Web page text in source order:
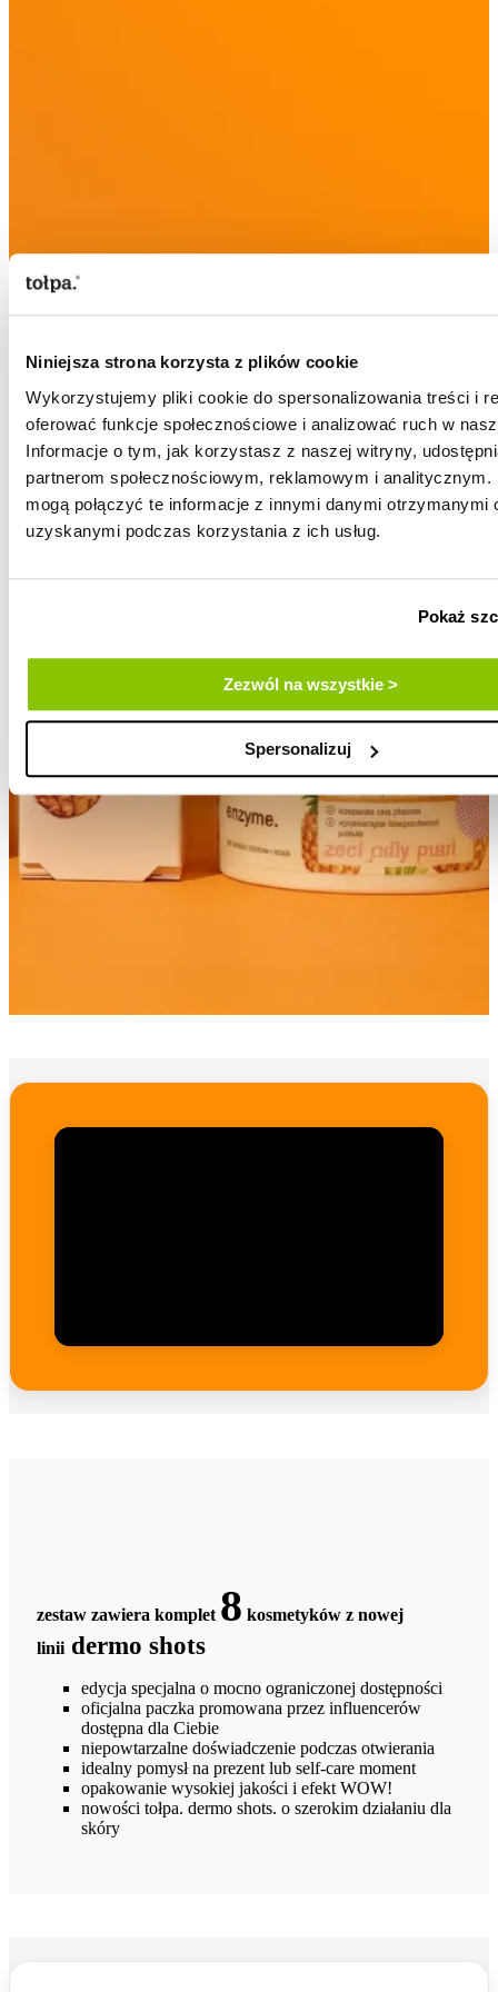
Niniejsza strona korzysta z plików cookie
Wykorzystujemy pliki cookie do spersonalizowania treści i
oferować funkcje społecznościowe i analizować ruch w
Informacje o tym, jak korzystasz z naszej witryny,
partnerom społecznościowym, reklamowym i analitycznym.
mogą połączyć te informacje z innymi danymi otrzymanymi
uzyskanymi podczas korzystania z ich usług.
Pokaż
Zezwól na wszystkie >
Spersonalizuj
zestaw zawiera komplet 8 kosmetyków z nowej
linii dermo shots
edycja specjalna o mocno ograniczonej dostępności
oficjalna paczka promowana przez influencerów
dostępna dla Ciebie
niepowtarzalne doświadczenie podczas otwierania
idealny pomysł na prezent lub self-care moment
opakowanie wysokiej jakości i efekt WOW!
nowości tołpa. dermo shots. o szerokim działaniu dla
skóry